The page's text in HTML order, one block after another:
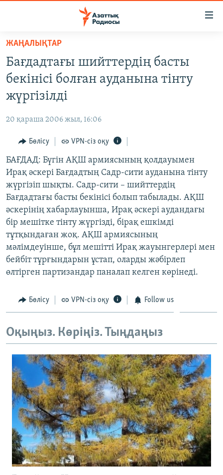
Skip
main
content
to
main
Navigation
Search
САЯСАТ
AZATTYQTV
АДАМ ҚҰҚЫҚТАРЫ
ӘЛЕУМЕТ
ӘЛЕМ
АРНАЙЫ ЖОБАЛАР
Русский
ЖАЗЫЛЫҢЫЗ
Басқа тілдерде
ЖАҢАЛЫҚТАР
Бағдадтағы шийттердің басты
бекінісі болған ауданына тінту
жүргізілді
20 қараша 2006 жыл, 16:06
Бөлісу VPN-сіз оқу
БАҒДАД: Бүгін АҚШ армиясының қолдауымен
Ирақ әскері Бағдадтың Садр-сити ауданына тінту
жүргізіп шықты. Садр-сити – шийттердің
Бағдадтағы басты бекінісі болып табылады. АҚШ
әскерінің хабарлауынша, Ирақ әскері аудандағы
бір мешітке тінту жүргізді, бірақ ешкімді
тұтқындаған жоқ. АҚШ армиясының
мәлімдеуінше, бұл мешітті Ирақ жауынгерлері мен
бейбіт тұрғындарын ұстап, оларды жәбірлеп
өлтірген партизандар паналап келген көрінеді.
Бөлісу VPN-сіз оқу Follow us
Оқыңыз. Көріңіз. Тыңдаңыз